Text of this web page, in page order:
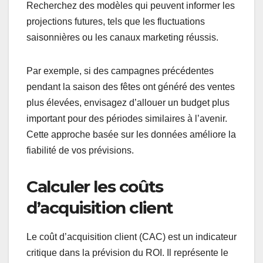
Recherchez des modèles qui peuvent informer les
projections futures, tels que les fluctuations
saisonnières ou les canaux marketing réussis.
Par exemple, si des campagnes précédentes
pendant la saison des fêtes ont généré des ventes
plus élevées, envisagez d’allouer un budget plus
important pour des périodes similaires à l’avenir.
Cette approche basée sur les données améliore la
fiabilité de vos prévisions.
Calculer les coûts
d’acquisition client
Le coût d’acquisition client (CAC) est un indicateur
critique dans la prévision du ROI. Il représente le